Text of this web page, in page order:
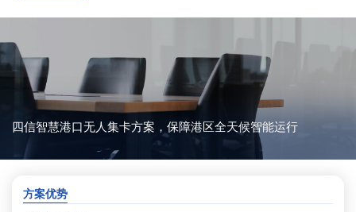
四信智慧港口无人集卡方案，保障港区全天候智能运行
方案优势